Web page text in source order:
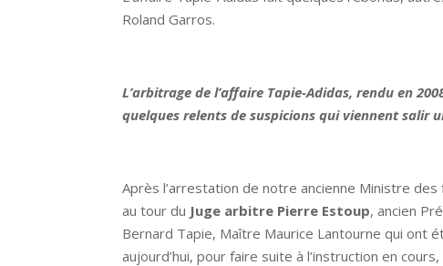
Roland Garros.
L’arbitrage de l’affaire Tapie-Adidas, rendu en
quelques relents de suspicions qui viennent salir
Après l’arrestation de notre ancienne Ministre des
au tour du Juge arbitre Pierre Estoup, ancien
Bernard Tapie, Maître Maurice Lantourne qui ont
aujourd’hui, pour faire suite à l’instruction en